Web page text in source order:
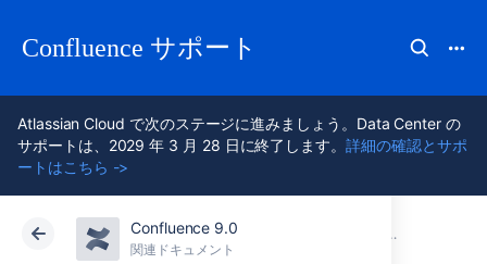
Confluence サポート
Atlassian Cloud で次のステージに進みましょう。Data Center の
サポートは、2029 年 3 月 28 日に終了します。詳細の確認とサポ
ートはこちら ->
Confluence 9.0
関連ドキュメント
アトラシアン サポート ページとブロ